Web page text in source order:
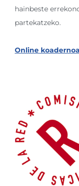
hainbeste
partekatzeko.
Online koadernoa